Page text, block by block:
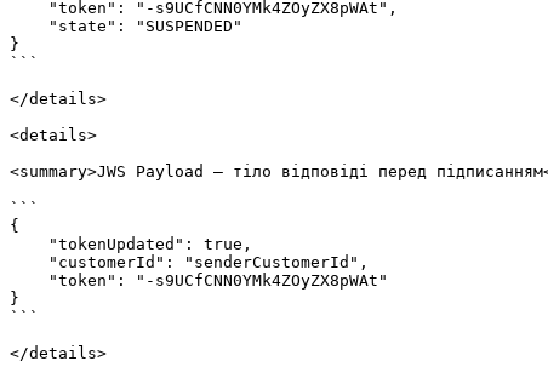
}
```
</details>
<details>
<summary>JWS Payload — тіло відповіді перед
```
{
}
```